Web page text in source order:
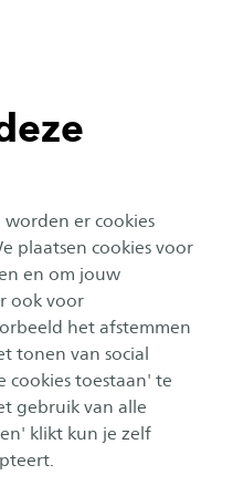
er cookies
plaatsen cookies voor
en om jouw
ook voor
het afstemmen
tonen van social
cookies toestaan' te
gebruik van alle
klikt kun je zelf